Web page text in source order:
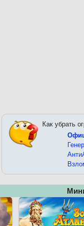
Как убрать